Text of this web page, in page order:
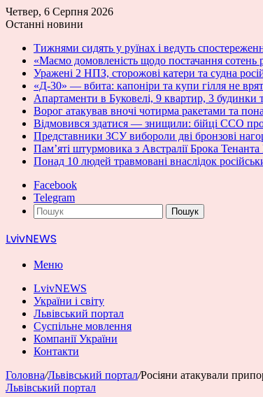
Четвер, 6 Серпня 2026
Останні новини
Тижнями сидять у руїнах і ведуть
«Маємо домовленість щодо постачання
Уражені 2 НПЗ, сторожові катери та судна
«Д-30» — вбита: капоніри та купи гілля не
Апартаменти в Буковелі, 9 квартир, 3 будинки
Ворог атакував вночі чотирма ракетами та
Відмовився здатися — знищили: бійці ССО
Представники ЗСУ вибороли дві бронзові
Пам’яті штурмовика з Австралії Брока Тенанта
Понад 10 людей травмовані внаслідок
Facebook
Telegram
Пошук
LvivNEWS
Меню
LvivNEWS
України і світу
Львівський портал
Суспільне мовлення
Компанії України
Контакти
Головна/Львівський портал/Росіяни атакували
Львівський портал